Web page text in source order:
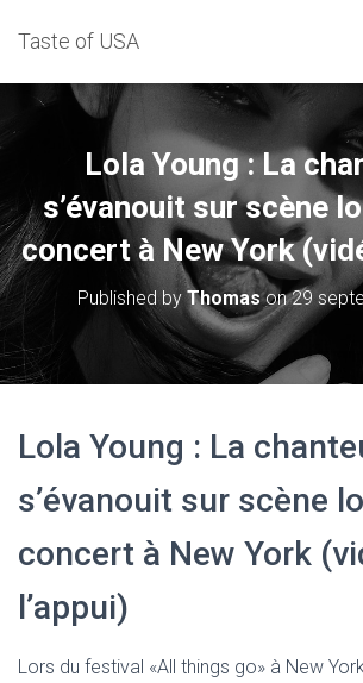
Taste of USA
Lola Young : La
s’évanouit sur scène
concert à New York
Published by Thomason29
Lola Young : La
s’évanouit sur scène
concert à New York
l’appui)
Lors du festival «All things go» à New